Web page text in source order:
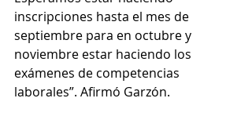
inscripciones hasta el mes de
septiembre para en octubre y
noviembre estar haciendo los
exámenes de competencias
laborales”. Afirmó Garzón.